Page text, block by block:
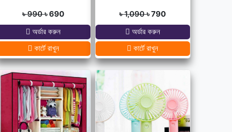
৳ 990৳ 690
অর্ডার করুন
কার্টে রাখুন
৳ 1,090৳ 790
অর্ডার করুন
কার্টে রাখুন